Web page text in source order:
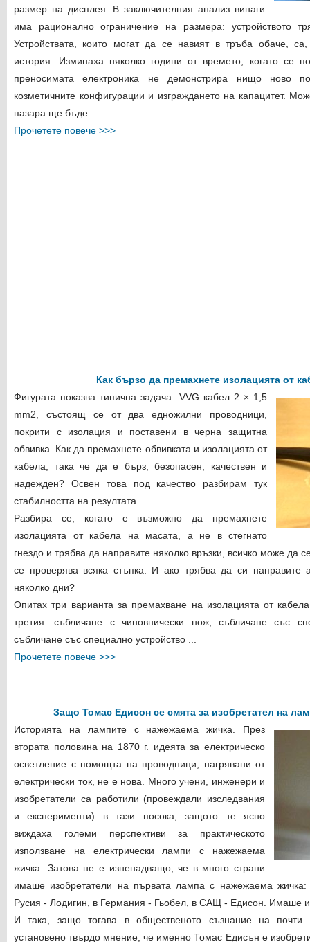
размер на дисплея. В заключителния анализ винаги
има рационално ограничение на размера: устройството
Устройствата, които могат да се навият в тръба обаче,
история. Изминаха няколко години от времето, когато се
преносимата електроника не демонстрира нищо ново
козметичните конфигурации и изграждането на капацитет.
пазара ще бъде ...
Прочетете повече >>>
Как бързо да премахнете изолацията от
Фигурата показва типична задача. VVG кабел 2 × 1,5
mm2, състоящ се от два едножилни проводници,
покрити с изолация и поставени в черна защитна
обвивка. Как да премахнете обвивката и изолацията от
кабела, така че да е бърз, безопасен, качествен и
надежден? Освен това под качество разбирам тук
стабилността на резултата.
Разбира се, когато е възможно да премахнете
изолацията от кабела на масата, а не в стегнато
гнездо и трябва да направите няколко връзки, всичко може да
се проверява всяка стъпка. И ако трябва да си направите
няколко дни?
Опитах три варианта за премахване на изолацията от
третия: събличане с чиновнически нож, събличане със
събличане със специално устройство ...
Прочетете повече >>>
Защо Томас Едисон се смята за изобретател на
Историята на лампите с нажежаема жичка. През
втората половина на 1870 г. идеята за електрическо
осветление с помощта на проводници, нагрявани от
електрически ток, не е нова. Много учени, инженери и
изобретатели са работили (провеждали изследвания
и експерименти) в тази посока, защото те ясно
виждаха големи перспективи за практическото
използване на електрически лампи с нажежаема
жичка. Затова не е изненадващо, че в много страни
имаше изобретатели на първата лампа с нажежаема
Русия - Лодигин, в Германия - Гьобел, в САЩ - Едисон. Имаше
И така, защо тогава в общественото съзнание на почти
установено твърдо мнение, че именно Томас Едисън е